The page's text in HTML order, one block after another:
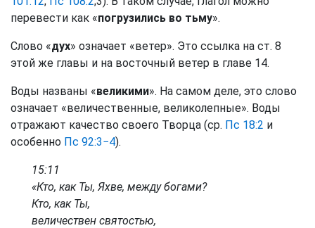
перевести как «погрузились во тьму».
Слово «дух» означает «ветер». Это ссылка на ст. 8
этой же главы и на восточный ветер в главе 14.
Воды названы «великими». На самом деле, это слово
означает «величественные, великолепные». Воды
отражают качество своего Творца (ср. Пс 18:2 и
особенно Пс 92:3−4).
15:11
«Кто, как Ты, Яхве, между богами?
Кто, как Ты,
величествен святостью,